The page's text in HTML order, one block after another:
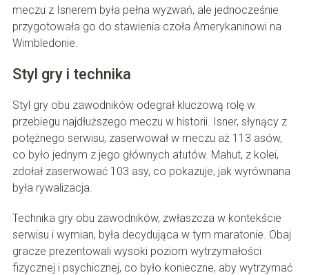
meczu z Isnerem była pełna wyzwań, ale jednocześnie
przygotowała go do stawienia czoła Amerykaninowi na
Wimbledonie.
Styl gry i technika
Styl gry obu zawodników odegrał kluczową rolę w
przebiegu najdłuższego meczu w historii. Isner, słynący z
potężnego serwisu, zaserwował w meczu aż 113 asów,
co było jednym z jego głównych atutów. Mahut, z kolei,
zdołał zaserwować 103 asy, co pokazuje, jak wyrównana
była rywalizacja.
Technika gry obu zawodników, zwłaszcza w kontekście
serwisu i wymian, była decydująca w tym maratonie. Obaj
gracze prezentowali wysoki poziom wytrzymałości
fizycznej i psychicznej, co było konieczne, aby wytrzymać